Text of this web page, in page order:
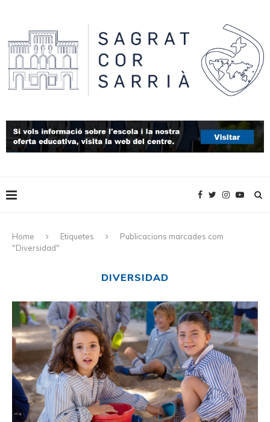
Home Etiquetes
Publicacions marcades com
"Diversidad"
DIVERSIDAD